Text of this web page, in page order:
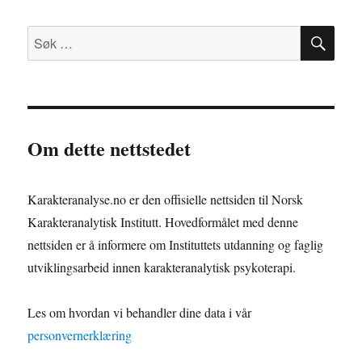
Søk
etter:
SØK
Om dette nettstedet
Karakteranalyse.no er den offisielle nettsiden til Norsk
Karakteranalytisk Institutt. Hovedformålet med denne
nettsiden er å informere om Instituttets utdanning og faglig
utviklingsarbeid innen karakteranalytisk psykoterapi.
Les om hvordan vi behandler dine data i vår
personvernerklæring